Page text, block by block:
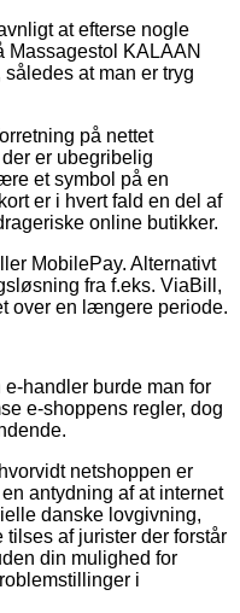
at efterse nogle
Massagestol KALAAN
at man er tryg
på nettet
er ubegribelig
et symbol på en
er i hvert fald en del af
online butikker.
MobilePay. Alternativt
fra f.eks. ViaBill,
over en længere periode.
handler burde man for
e-shoppens regler, dog
netshoppen er
antydning af at internet
danske lovgivning,
tilses af jurister der forstår
din mulighed for
i